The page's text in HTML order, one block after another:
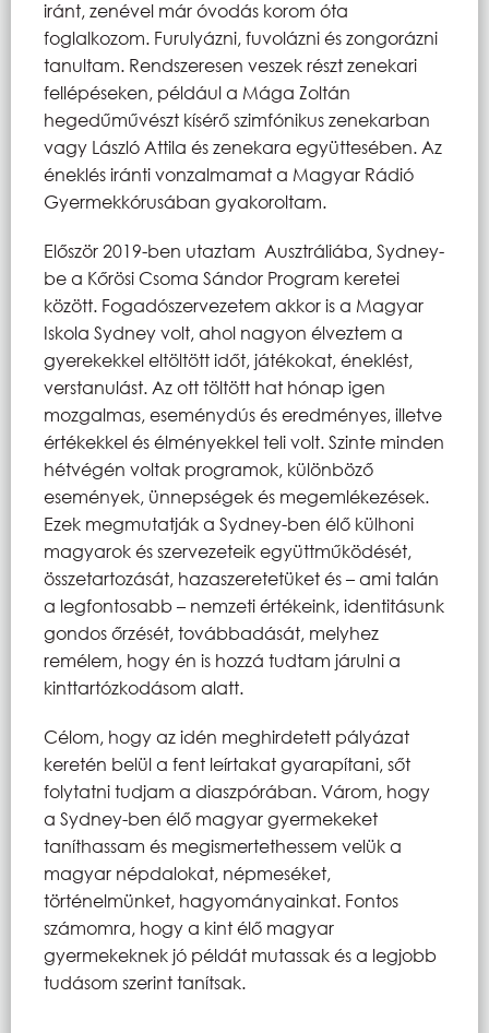
iránt, zenével már óvodás korom óta
foglalkozom. Furulyázni, fuvolázni és zongorázni
tanultam. Rendszeresen veszek részt zenekari
fellépéseken, például a Mága Zoltán
hegedűművészt kísérő szimfónikus zenekarban
vagy László Attila és zenekara együttesében. Az
éneklés iránti vonzalmamat a Magyar Rádió
Gyermekkórusában gyakoroltam.
Először 2019-ben utaztam Ausztráliába, Sydney-
be a Kőrösi Csoma Sándor Program keretei
között. Fogadószervezetem akkor is a Magyar
Iskola Sydney volt, ahol nagyon élveztem a
gyerekekkel eltöltött időt, játékokat, éneklést,
verstanulást. Az ott töltött hat hónap igen
mozgalmas, eseménydús és eredményes, illetve
értékekkel és élményekkel teli volt. Szinte minden
hétvégén voltak programok, különböző
események, ünnepségek és megemlékezések.
Ezek megmutatják a Sydney-ben élő külhoni
magyarok és szervezeteik együttműködését,
összetartozását, hazaszeretetüket és – ami talán
a legfontosabb – nemzeti értékeink, identitásunk
gondos őrzését, továbbadását, melyhez
remélem, hogy én is hozzá tudtam járulni a
kinttartózkodásom alatt.
Célom, hogy az idén meghirdetett pályázat
keretén belül a fent leírtakat gyarapítani, sőt
folytatni tudjam a diaszpórában. Várom, hogy
a Sydney-ben élő magyar gyermekeket
taníthassam és megismertethessem velük a
magyar népdalokat, népmeséket,
történelmünket, hagyományainkat. Fontos
számomra, hogy a kint élő magyar
gyermekeknek jó példát mutassak és a legjobb
tudásom szerint tanítsak.